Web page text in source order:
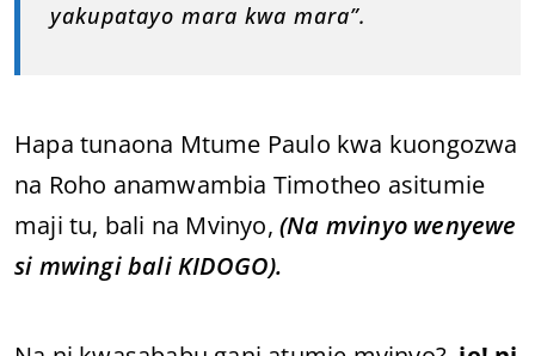
yakupatayo mara kwa mara”.
Hapa tunaona Mtume Paulo kwa kuongozwa
na Roho anamwambia Timotheo asitumie
maji tu, bali na Mvinyo, (Na mvinyo wenyewe
si mwingi bali KIDOGO).